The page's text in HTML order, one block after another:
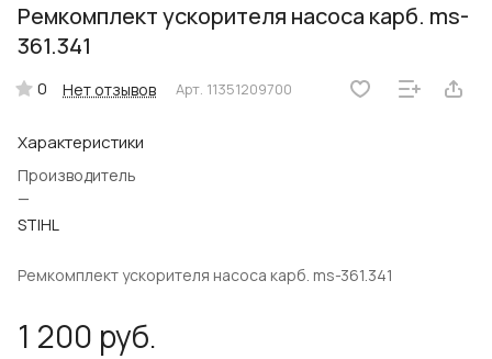
Ремкомплект ускорителя насоса карб. ms-
361.341
0 Нет отзывов Арт. 11351209700
Характеристики
Производитель
—
STIHL
Ремкомплект ускорителя насоса карб. ms-361.341
1 200 руб.